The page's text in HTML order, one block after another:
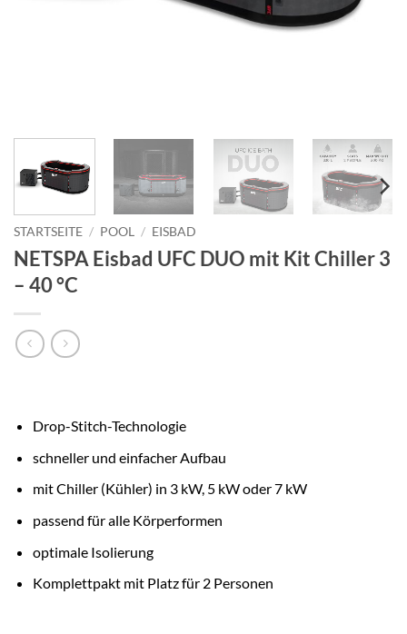
STARTSEITE / POOL / EISBAD
NETSPA Eisbad UFC DUO mit Kit Chiller 3
– 40 °C
Drop-Stitch-Technologie
schneller und einfacher Aufbau
mit Chiller (Kühler) in 3 kW, 5 kW oder 7 kW
passend für alle Körperformen
optimale Isolierung
Komplettpakt mit Platz für 2 Personen